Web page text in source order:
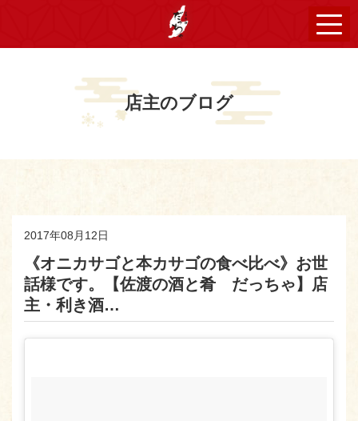
店主のブログ
2017年08月12日
《オニカサゴと本カサゴの食べ比べ》お世
話様です。【佐渡の酒と肴 だっちゃ】店
主・利き酒…